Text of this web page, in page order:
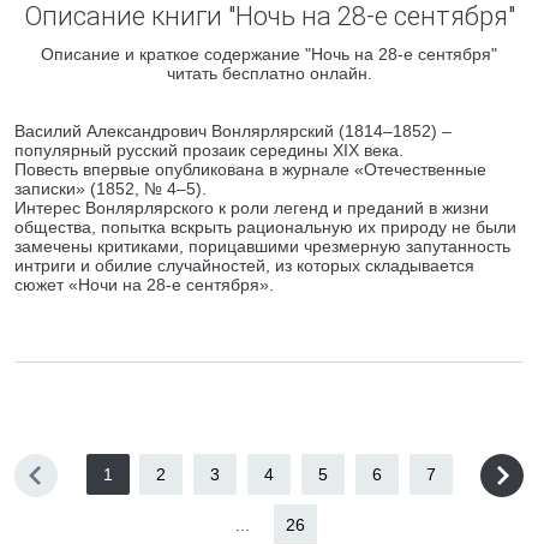
Описание книги "Ночь на 28-е сентября"
Описание и краткое содержание "Ночь на 28-е сентября"
читать бесплатно онлайн.
Василий Александрович Вонлярлярский (1814–1852) –
популярный русский прозаик середины XIX века.
Повесть впервые опубликована в журнале «Отечественные
записки» (1852, № 4–5).
Интерес Вонлярлярского к роли легенд и преданий в жизни
общества, попытка вскрыть рациональную их природу не были
замечены критиками, порицавшими чрезмерную запутанность
интриги и обилие случайностей, из которых складывается
сюжет «Ночи на 28-е сентября».
1 2 3 4 5 6 7
26